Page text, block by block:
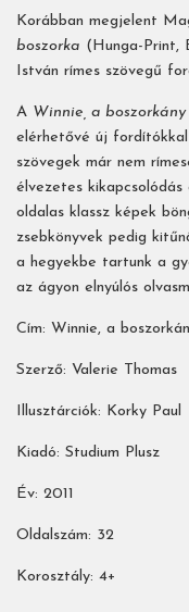
Korábban megjelent
boszorka (Hunga-Print,
István rímes szövegű
A Winnie, a boszorkány
elérhetővé új
szövegek már nem
élvezetes
oldalas klassz képek
zsebkönyvek pedig
a hegyekbe tartunk a
az ágyon elnyúlós
Cím: Winnie, a
Szerző: Valerie Thomas
Illusztárciók: Korky Paul
Kiadó: Studium Plusz
Év: 2011
Oldalszám: 32
Korosztály: 4+